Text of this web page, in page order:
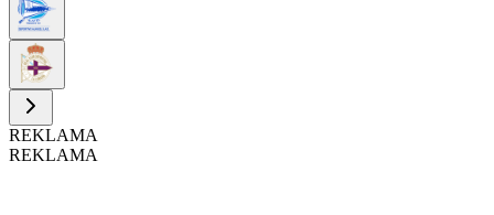
REKLAMA
REKLAMA